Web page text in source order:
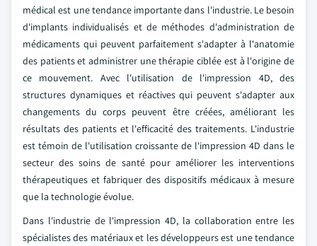
médical est une tendance importante dans l'industrie. Le besoin
d'implants individualisés et de méthodes d'administration de
médicaments qui peuvent parfaitement s'adapter à l'anatomie
des patients et administrer une thérapie ciblée est à l'origine de
ce mouvement. Avec l'utilisation de l'impression 4D, des
structures dynamiques et réactives qui peuvent s'adapter aux
changements du corps peuvent être créées, améliorant les
résultats des patients et l'efficacité des traitements. L'industrie
est témoin de l'utilisation croissante de l'impression 4D dans le
secteur des soins de santé pour améliorer les interventions
thérapeutiques et fabriquer des dispositifs médicaux à mesure
que la technologie évolue.
Dans l'industrie de l'impression 4D, la collaboration entre les
spécialistes des matériaux et les développeurs est une tendance